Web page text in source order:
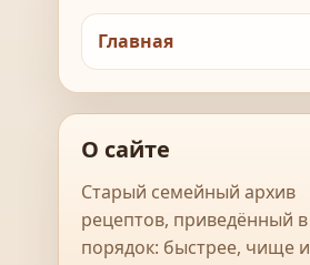
Главная
О сайте
Старый семейный архив
рецептов, приведённый в
порядок: быстрее, чище и